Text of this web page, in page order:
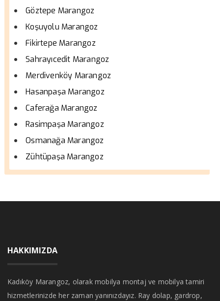
Göztepe Marangoz
Koşuyolu Marangoz
Fikirtepe Marangoz
Sahrayıcedit Marangoz
Merdivenköy Marangoz
Hasanpaşa Marangoz
Caferağa Marangoz
Rasimpaşa Marangoz
Osmanağa Marangoz
Zühtüpaşa Marangoz
HAKKIMIZDA
Kadıköy Marangoz, olarak mobilya montaj ve mobilya tamiri
hizmetlerinizde her zaman yanınızdayız. Ray dolap, gardrop,